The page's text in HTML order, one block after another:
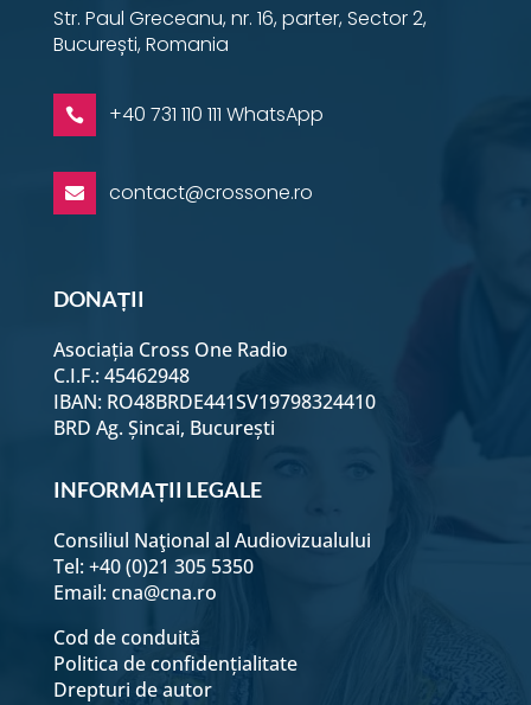
Str. Paul Greceanu, nr. 16, parter, Sector 2,
București, Romania
 +40 731 110 111 WhatsApp
 contact@crossone.ro
DONAȚII
Asociația Cross One Radio
C.I.F.: 45462948
IBAN: RO48BRDE441SV19798324410
BRD Ag. Șincai, București
INFORMAȚII LEGALE
Consiliul Naţional al Audiovizualului
Tel: +40 (0)21 305 5350
Email: cna@cna.ro
Cod de conduită
Politica de confidențialitate
Drepturi de autor